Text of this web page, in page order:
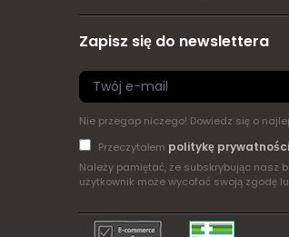
Zapisz się do newslettera
Nie przegap niczego! Dowiedz się o
Przeczytałem politykę prywatności
Należy pamiętać, że subskrybując nasz
użytkownik może wycofać swoją zgodę